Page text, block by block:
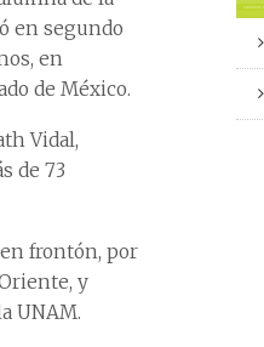
en segundo
en
de México.
Vidal,
de 73
frontón, por
y
UNAM.